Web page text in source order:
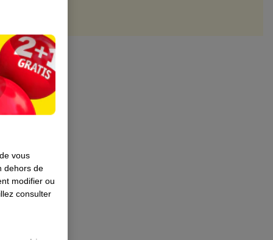
vous
dehors de
modifier ou
consulter